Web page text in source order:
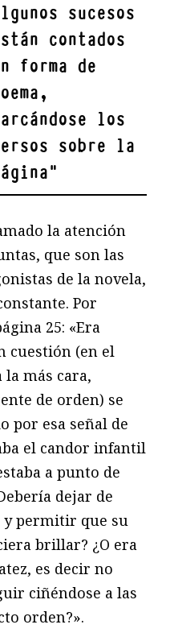
sucesos
contados
forma de
los
sobre la
"
la atención
que son las
de la novela,
Por
25: «Era
cuestión (en el
la más cara,
de orden) se
por esa señal de
el candor infantil
a punto de
dejar de
y permitir que su
brillar? ¿O era
es decir no
ciñéndose a las
orden?».